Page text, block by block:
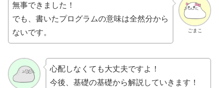
ごまこ
無事できました！
でも、書いたプログラムの意味は全然分から
ないです。
心配しなくても大丈夫ですよ！
今後、基礎の基礎から解説していきます！